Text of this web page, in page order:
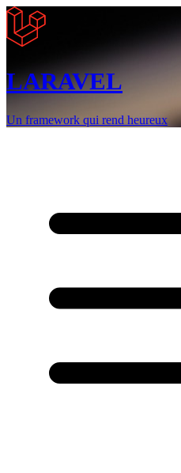
LARAVEL
Un framework qui rend heureux